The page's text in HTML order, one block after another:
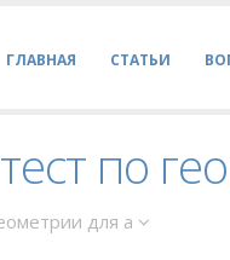
СТАТЬИ
ГЛАВНАЯ
по
для а